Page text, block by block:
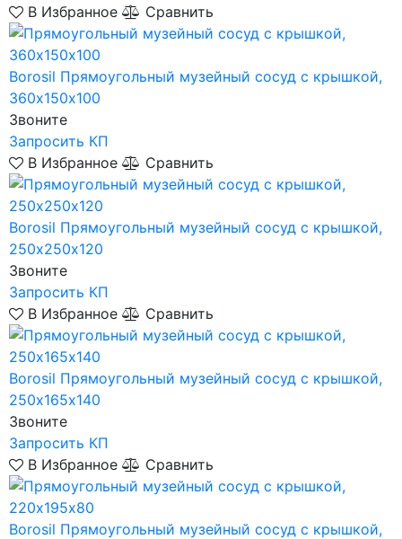
В Избранное
Сравнить
Borosil Прямоугольный музейный сосуд с крышкой,
360х150х100
Звоните
Запросить КП
В Избранное
Сравнить
Borosil Прямоугольный музейный сосуд с крышкой,
250х250х120
Звоните
Запросить КП
В Избранное
Сравнить
Borosil Прямоугольный музейный сосуд с крышкой,
250х165х140
Звоните
Запросить КП
В Избранное
Сравнить
Borosil Прямоугольный музейный сосуд с крышкой,